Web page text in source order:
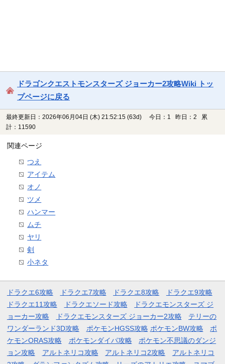
ドラゴンクエストモンスターズ ジョーカー2攻略Wiki トッ
プページに戻る
最終更新日：2026年06月04日 (木) 21:52:15 (63d)
今日：1 昨日：2 累
計：11590
関連ページ
つえ
アイテム
オノ
ツメ
ハンマー
ムチ
ヤリ
剣
小ネタ
ドラクエ6攻略 ドラクエ7攻略 ドラクエ8攻略
ドラクエ9攻略
ドラクエ11攻略
ドラクエソード攻略
ドラクエモンスターズ ジ
ョーカー攻略
ドラクエモンスターズ ジョーカー2攻略
テリーの
ワンダーランド3D攻略
ポケモンHGSS攻略 ポケモンBW攻略
ポ
ケモンORAS攻略
ポケモンダイパ攻略
ポケモン不思議のダンジ
ョン攻略
アルトネリコ攻略 アルトネリコ2攻略
アルトネリコ